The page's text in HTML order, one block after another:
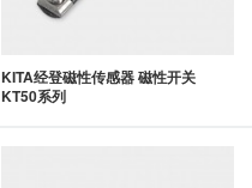
KITA经登磁性传感器 磁性开关
KT50系列